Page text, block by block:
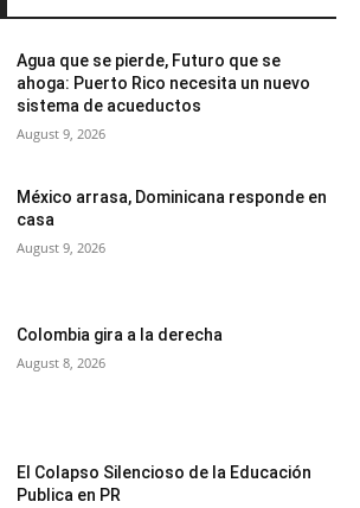
Agua que se pierde, Futuro que se
ahoga: Puerto Rico necesita un nuevo
sistema de acueductos
August 9, 2026
México arrasa, Dominicana responde en
casa
August 9, 2026
Colombia gira a la derecha
August 8, 2026
El Colapso Silencioso de la Educación
Publica en PR